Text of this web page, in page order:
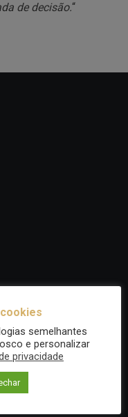
de decisão.“
semelhantes
e personalizar
privacidade